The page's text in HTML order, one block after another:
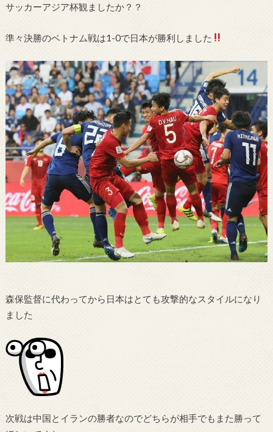
サッカーアジア杯観ましたか？？
準々決勝のベトナム戦は1-0で日本が勝利しました
森保監督に代わってから日本はとても攻撃的なスタイルになり
ました
次戦は中国とイランの勝者なのでどちらが相手でもまた勝って